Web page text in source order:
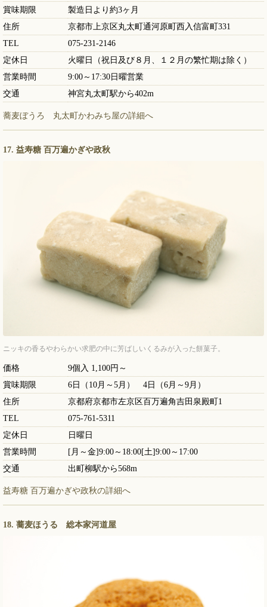
賞味期限
製造日より約3ヶ月
住所
京都市上京区丸太町通河原町西入信富町331
TEL
075-231-2146
定休日
火曜日（祝日及び８月、１２月の繁忙期は除く）
営業時間
9:00～17:30日曜営業
交通
神宮丸太町駅から402m
蕎麦ぼうろ 丸太町かわみち屋の詳細へ
17. 益寿糖 百万遍かぎや政秋
ニッキの香るやわらかい求肥の中に芳ばしいくるみが入った餅菓子。
価格
9個入 1,100円～
賞味期限
6日（10月～5月） 4日（6月～9月）
住所
京都府京都市左京区百万遍角吉田泉殿町1
TEL
075-761-5311
定休日
日曜日
営業時間
[月～金]9:00～18:00[土]9:00～17:00
交通
出町柳駅から568m
益寿糖 百万遍かぎや政秋の詳細へ
18. 蕎麦ほうる 総本家河道屋